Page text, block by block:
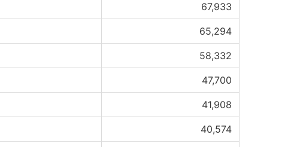
67,933
65,294
58,332
47,700
41,908
40,574